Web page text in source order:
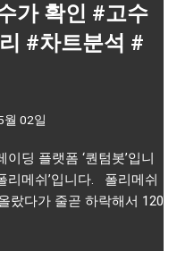
가 확인 #고수
#차트분석 #
월 02일
딩 플랫폼 ‘퀀텀봇’입니
리메쉬’입니다. 폴리메쉬
랐다가 줄곧 하락해서 120